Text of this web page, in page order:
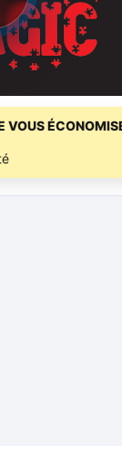
VOUS